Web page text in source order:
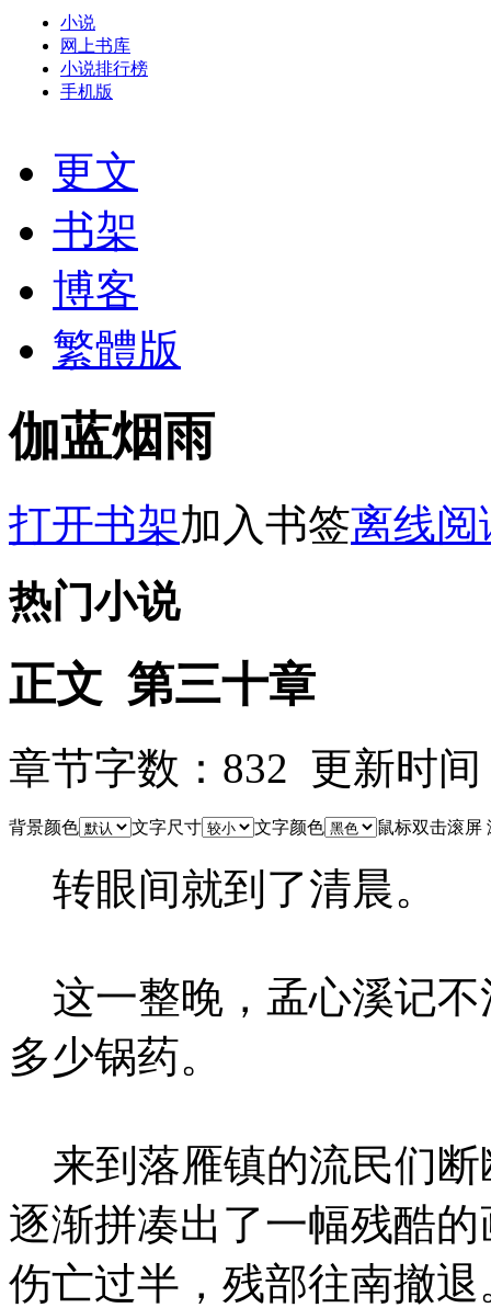
小说
网上书库
小说排行榜
手机版
更文
书架
博客
繁體版
伽蓝烟雨
打开书架加入书签离线阅
热门小说
正文 第三十章
章节字数：832 更新时间
背景颜色 文字尺寸 文字颜色 鼠标双击滚屏
转眼间就到了清晨。
这一整晚，孟心溪记不
多少锅药。
来到落雁镇的流民们断
逐渐拼凑出了一幅残酷
伤亡过半，残部往南撤